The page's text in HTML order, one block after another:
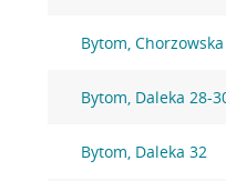
Bytom,
Bytom, Daleka 28-
Bytom, Daleka 32